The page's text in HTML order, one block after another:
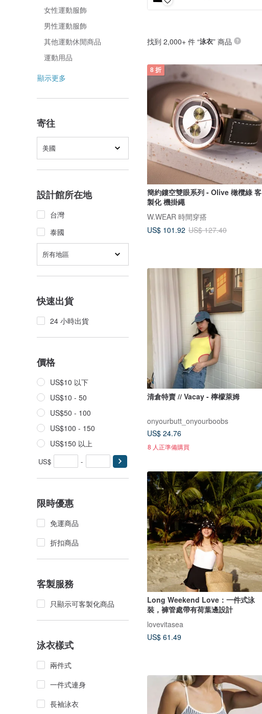
女性運動服飾
男性運動服飾
其他運動休閒商品
運動用品
顯示更多
寄往
美國
設計館所在地
台灣
泰國
所有地區
快速出貨
24 小時出貨
價格
US$10 以下
US$10 - 50
US$50 - 100
US$100 - 150
US$150 以上
US$ -
限時優惠
免運商品
折扣商品
客製服務
只顯示可客製化商品
泳衣樣式
兩件式
一件式連身
長袖泳衣
找到 2,000+ 件 “泳衣” 商品
8 折
簡約鏤空雙眼系列 - Olive 橄欖綠 客
製化 機掛繩
W.WEAR 時間穿搭
US$ 101.92 US$ 127.40
清倉特賣 // Vacay - 檸檬萊姆
onyourbutt_onyourboobs
US$ 24.76
8 人正準備購買
Long Weekend Love：一件式泳
裝，褲管處帶有荷葉邊設計
lovevitasea
US$ 61.49